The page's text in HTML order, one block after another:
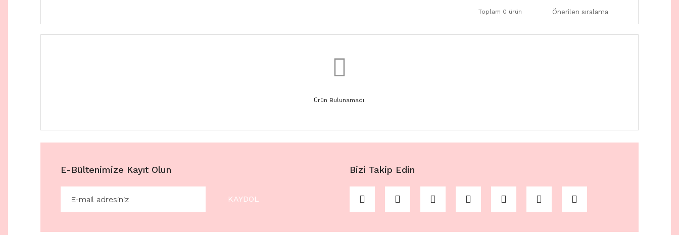
Toplam 0 ürün
Ürün Bulunamadı.
E-Bültenimize Kayıt Olun
KAYDOL
Bizi Takip Edin